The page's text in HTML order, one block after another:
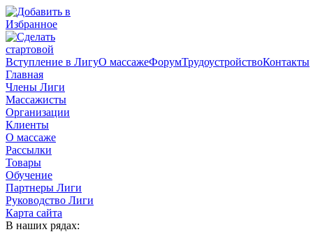
Вступление в ЛигуО массажеФорумТрудоустройствоКонтакты
Главная
Члены Лиги
Массажисты
Организации
Клиенты
О массаже
Рассылки
Товары
Обучение
Партнеры Лиги
Руководство Лиги
Карта сайта
В наших рядах: